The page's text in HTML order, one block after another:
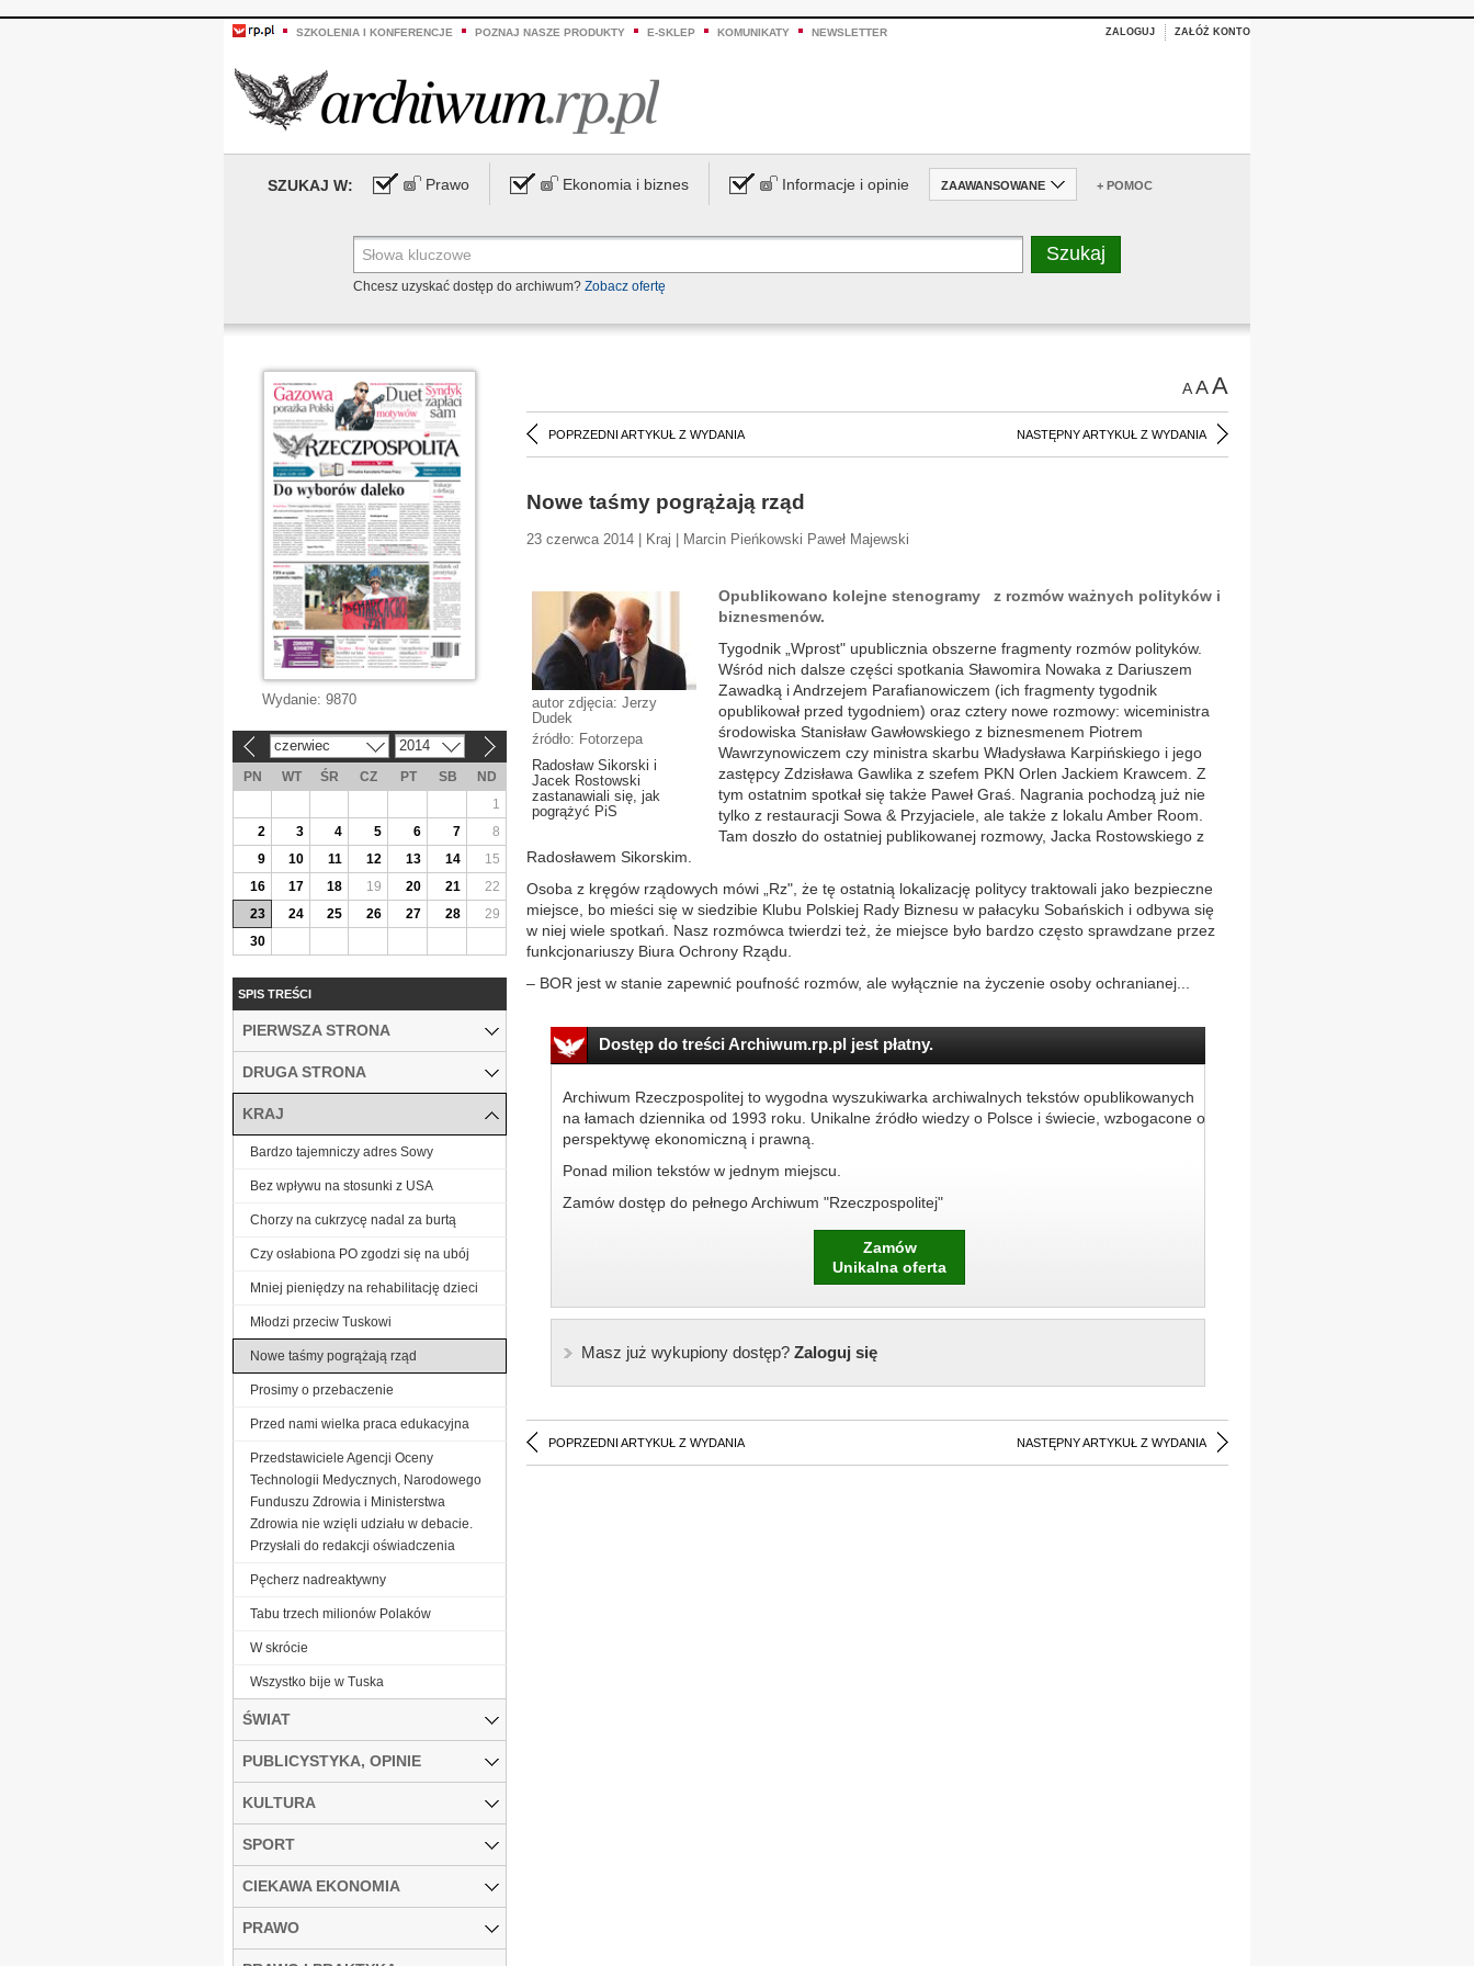
SZKOLENIA I KONFERENCJE POZNAJ NASZE PRODUKTY E-SKLEP KOMUNIKATY NEWSLETTER ZALOGUJ ZAŁÓŻ KONTO
SZUKAJ W: Prawo Ekonomia i biznes Informacje i opinie ZAAWANSOWANE + POMOC
Chcesz uzyskać dostęp do archiwum? Zobacz ofertę
AAA
POPRZEDNI ARTYKUŁ Z WYDANIA NASTĘPNY ARTYKUŁ Z WYDANIA
Nowe taśmy pogrążają rząd
23 czerwca 2014 | Kraj | Marcin Pieńkowski Paweł Majewski
autor zdjęcia: Jerzy
Dudek
źródło: Fotorzepa
Radosław Sikorski i
Jacek Rostowski
zastanawiali się, jak
pogrążyć PiS
Opublikowano kolejne stenogramy z rozmów ważnych polityków i
biznesmenów.
Tygodnik „Wprost" upublicznia obszerne fragmenty rozmów polityków.
Wśród nich dalsze części spotkania Sławomira Nowaka z Dariuszem
Zawadką i Andrzejem Parafianowiczem (ich fragmenty tygodnik
opublikował przed tygodniem) oraz cztery nowe rozmowy: wiceministra
środowiska Stanisław Gawłowskiego z biznesmenem Piotrem
Wawrzynowiczem czy ministra skarbu Władysława Karpińskiego i jego
zastępcy Zdzisława Gawlika z szefem PKN Orlen Jackiem Krawcem. Z
tym ostatnim spotkał się także Paweł Graś. Nagrania pochodzą już nie
tylko z restauracji Sowa & Przyjaciele, ale także z lokalu Amber Room.
Tam doszło do ostatniej publikowanej rozmowy, Jacka Rostowskiego z
Radosławem Sikorskim.
Osoba z kręgów rządowych mówi „Rz", że tę ostatnią lokalizację politycy traktowali jako bezpieczne
miejsce, bo mieści się w siedzibie Klubu Polskiej Rady Biznesu w pałacyku Sobańskich i odbywa się
w niej wiele spotkań. Nasz rozmówca twierdzi też, że miejsce było bardzo często sprawdzane przez
funkcjonariuszy Biura Ochrony Rządu.
– BOR jest w stanie zapewnić poufność rozmów, ale wyłącznie na życzenie osoby ochranianej...
Dostęp do treści Archiwum.rp.pl jest płatny.
Archiwum Rzeczpospolitej to wygodna wyszukiwarka archiwalnych tekstów opublikowanych
na łamach dziennika od 1993 roku. Unikalne źródło wiedzy o Polsce i świecie, wzbogacone o
perspektywę ekonomiczną i prawną.
Ponad milion tekstów w jednym miejscu.
Zamów dostęp do pełnego Archiwum "Rzeczpospolitej"
Zamów
Unikalna oferta
Masz już wykupiony dostęp?Zaloguj się
POPRZEDNI ARTYKUŁ Z WYDANIA NASTĘPNY ARTYKUŁ Z WYDANIA
Wydanie: 9870
czerwiec 2014
PN WT ŚR CZ PT SB
ND
1
2
3 4 5 6 7
8
9
10 11 12 13 14
15
16
17 18 19 20 21
22
23
24 25 26 27 28
29
30
SPIS TREŚCI
PIERWSZA STRONA
DRUGA STRONA
KRAJ
Bardzo tajemniczy adres Sowy
Bez wpływu na stosunki z USA
Chorzy na cukrzycę nadal za burtą
Czy osłabiona PO zgodzi się na ubój
Mniej pieniędzy na rehabilitację dzieci
Młodzi przeciw Tuskowi
Nowe taśmy pogrążają rząd
Prosimy o przebaczenie
Przed nami wielka praca edukacyjna
Przedstawiciele Agencji Oceny
Technologii Medycznych, Narodowego
Funduszu Zdrowia i Ministerstwa
Zdrowia nie wzięli udziału w debacie.
Przysłali do redakcji oświadczenia
Pęcherz nadreaktywny
Tabu trzech milionów Polaków
W skrócie
Wszystko bije w Tuska
ŚWIAT
PUBLICYSTYKA, OPINIE
KULTURA
SPORT
CIEKAWA EKONOMIA
PRAWO